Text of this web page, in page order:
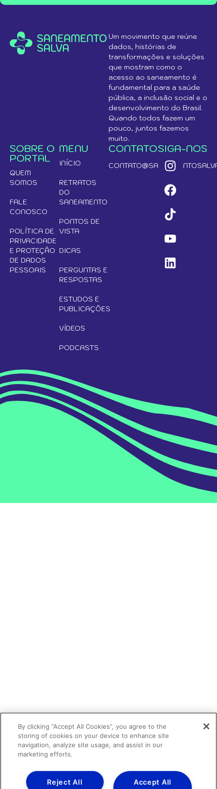
Um movimento que reúne
dados, histórias de
transformações e soluções
que mostram como o
acesso ao saneamento é
fundamental para a saúde
pública, a inclusão social e o
desenvolvimento do Brasil.
Quando todos fazem um
pouco, juntos fazemos
muito.
SOBRE O
PORTAL
QUEM
SOMOS
FALE
CONOSCO
POLÍTICA DE
PRIVACIDADE
E PROTEÇÃO
DE DADOS
PESSOAIS
MENU
INÍCIO
RETRATOS
DO
SANEAMENTO
PONTOS DE
VISTA
DICAS
PERGUNTAS E
RESPOSTAS
ESTUDOS E
PUBLICAÇÕES
VÍDEOS
PODCASTS
CONTATOSIGA-NOS
By clicking “Accept All Cookies”, you agree to the
storing of cookies on your device to enhance site
navigation, analyze site usage, and assist in our
marketing efforts.
Accept All
Reject All